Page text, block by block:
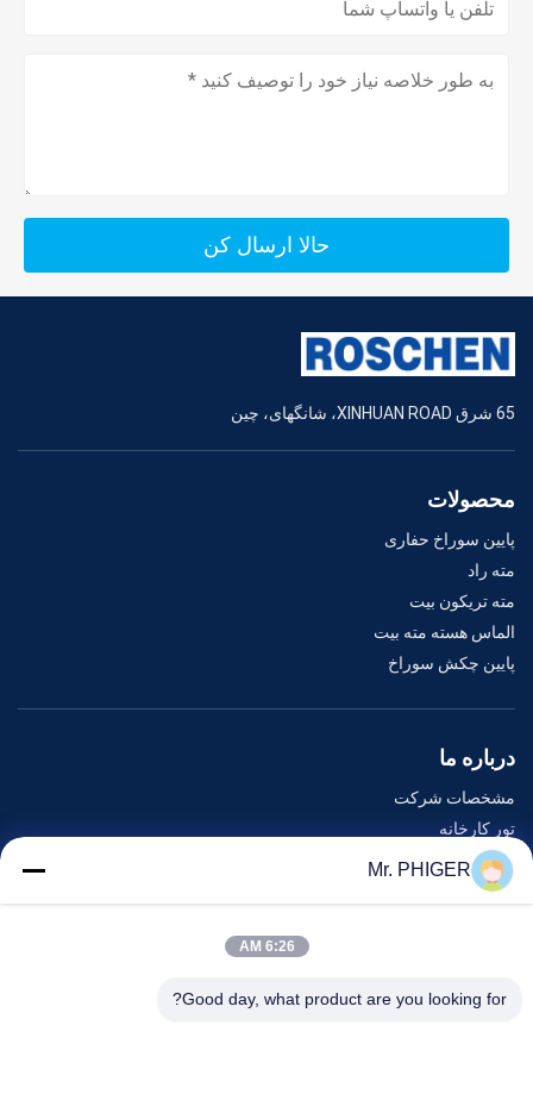
حالا ارسال کن
65 شرق XINHUAN ROAD، شانگهای، چین
محصولات
پایین سوراخ حفاری
مته راد
مته تریکون بیت
الماس هسته مته بیت
پایین چکش سوراخ
درباره ما
مشخصات شرکت
تور کارخانه
کنترل کیفیت
نقشه سایت
رویدادها
Mr. PHIGER
6:26 AM
Good day, what product are you looking for?